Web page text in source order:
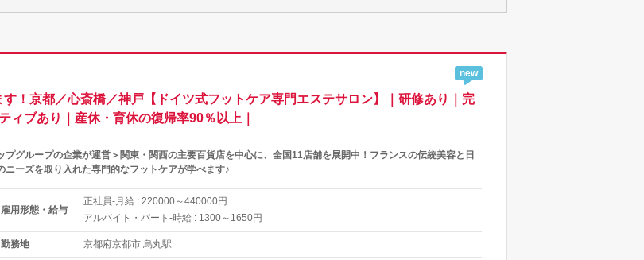
new
！京都／心斎橋／神戸【ドイツ式フットケア専門エステサロン】｜研修あり｜完
ブあり｜産休・育休の復帰率90％以上｜
プグループの企業が運営＞関東・関西の主要百貨店を中心に、全国11店舗を展開中！フランスの伝統美容と日
ニーズを取り入れた専門的なフットケアが学べます♪
雇用形態・給与
正社員-月給 : 220000～440000円
アルバイト・パート-時給 : 1300～ 1650円
勤務地 京都府京都市 烏丸駅